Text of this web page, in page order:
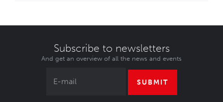
Subscribe to newsletters
And get an overview of all the news and events
SUBMIT